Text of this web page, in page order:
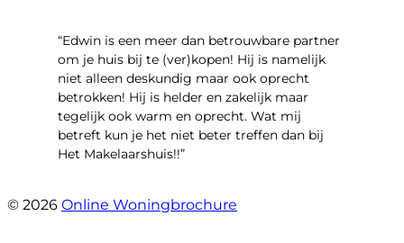
“Edwin is een meer dan betrouwbare partner
om je huis bij te (ver)kopen! Hij is namelijk
niet alleen deskundig maar ook oprecht
betrokken! Hij is helder en zakelijk maar
tegelijk ook warm en oprecht. Wat mij
betreft kun je het niet beter treffen dan bij
Het Makelaarshuis!!”
© 2026 Online Woningbrochure